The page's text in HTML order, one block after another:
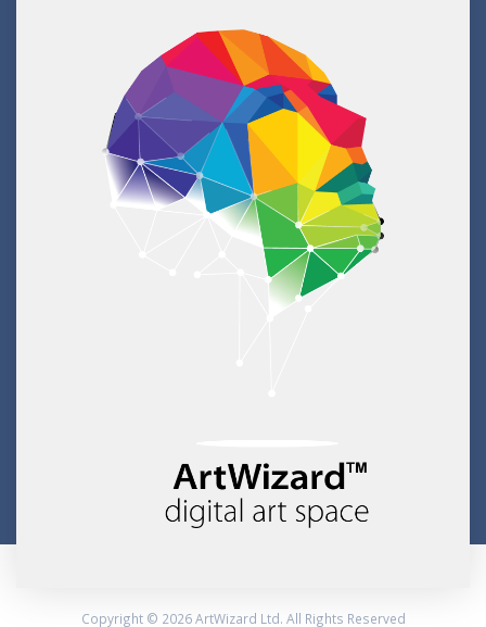
Copyright © 2026 ArtWizard Ltd. All Rights Reserved